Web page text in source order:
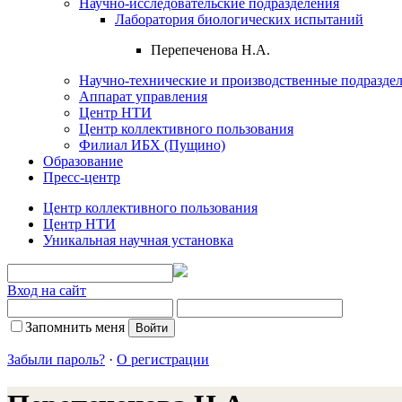
Лаборатория биологических испытаний
Перепеченова Н.А.
Научно-технические и производственные
Аппарат управления
Центр НТИ
Центр коллективного пользования
Филиал ИБХ (Пущино)
Образование
Пресс-центр
Центр коллективного пользования
Центр НТИ
Уникальная научная установка
Вход на сайт
Запомнить меня
Забыли пароль? · О регистрации